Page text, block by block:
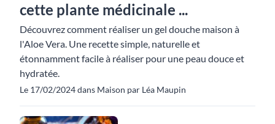
cette plante médicinale ...
Découvrez comment réaliser un gel douche maison à
l'Aloe Vera. Une recette simple, naturelle et
étonnamment facile à réaliser pour une peau douce et
hydratée.
Le 17/02/2024 dans Maison par Léa Maupin